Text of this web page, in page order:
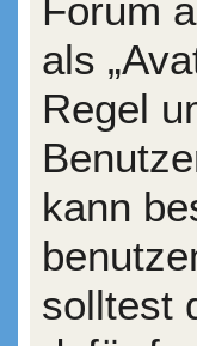
Forum
als
Regel
kann
solltest